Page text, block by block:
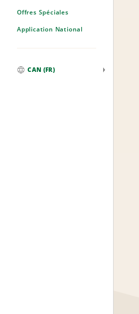
Offres Spéciales
Application National
CAN (FR)